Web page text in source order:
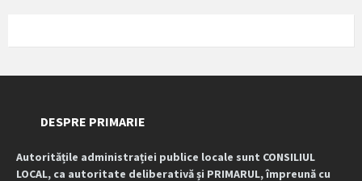
DESPRE PRIMARIE
Autoritățile administrației publice locale sunt CONSILIUL
LOCAL, ca autoritate deliberativă și PRIMARUL, împreună cu